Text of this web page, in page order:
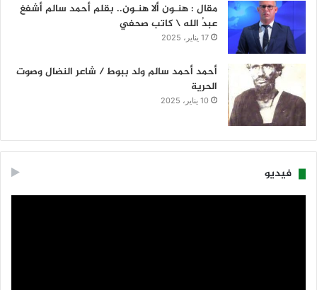
مقال : هنـون ألا هنـون.. بقلم أحمد سالم أشفغ
عبدُ الله \ كاتب صحفي
17 يناير، 2025
أحمد أحمد سالم ولد ببوط / شاعر النضال وصوت
الحرية
10 يناير، 2025
فيديو